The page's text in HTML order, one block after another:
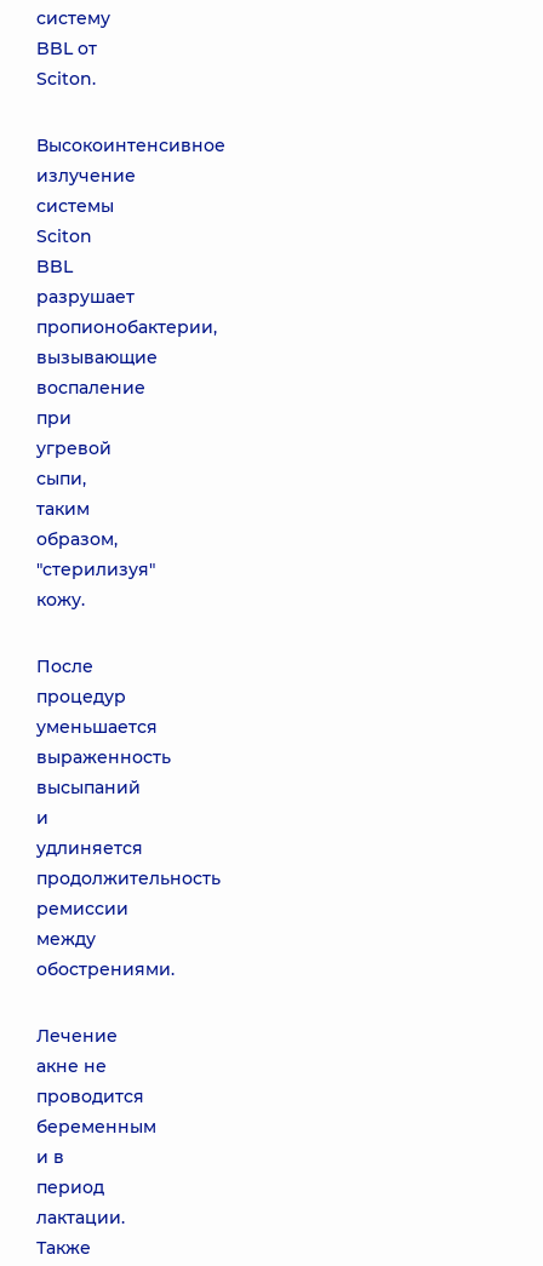
систему
BBL от
Sciton.
Высокоинтенсивное
излучение
системы
Sciton
BBL
разрушает
пропионобактерии,
вызывающие
воспаление
при
угревой
сыпи,
таким
образом,
"стерилизуя"
кожу.
После
процедур
уменьшается
выраженность
высыпаний
и
удлиняется
продолжительность
ремиссии
между
обострениями.
Лечение
акне не
проводится
беременным
и в
период
лактации.
Также